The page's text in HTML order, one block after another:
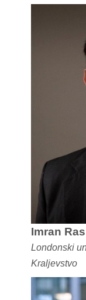
Imran
Londonski
Kraljevstvo